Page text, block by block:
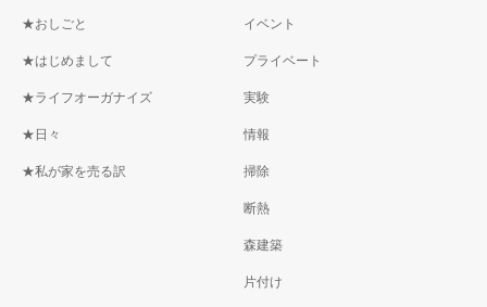
★おしごと
★はじめまして
★ライフオーガナイズ
★日々
★私が家を売る訳
イベント
プライベート
実験
情報
掃除
断熱
森建築
片付け